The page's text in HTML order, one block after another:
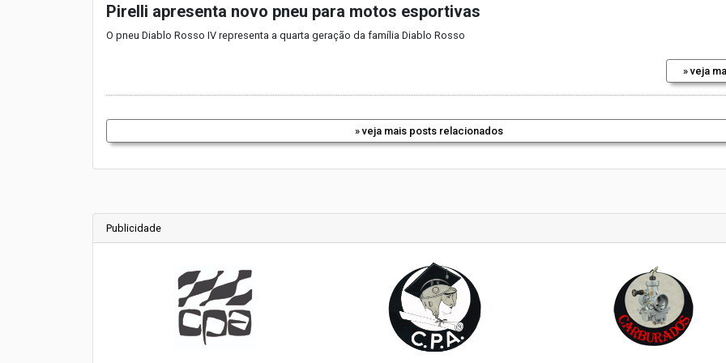
Pirelli apresenta novo pneu para motos esportivas
O pneu Diablo Rosso IV representa a quarta geração da família Diablo Rosso
» veja
» veja mais posts relacionados
Publicidade